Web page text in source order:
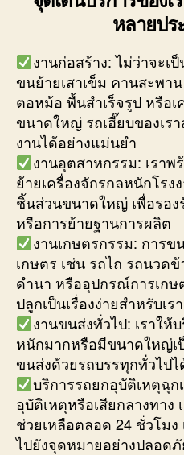
หลายปร
งานก่อสร้าง: ไม่ว่าจะเ
ขนย้ายเสาเข็ม คานสะพา
ตอหม้อ พื้นสำเร็จรูป หรือ
ขนาดใหญ่ รถเฮี๊ยบของเร
งานได้อย่างแม่นยำ
งานอุตสาหกรรม: เรา
ย้ายเครื่องจักรกลหนักโร
ชิ้นส่วนขนาดใหญ่ เพื่อรอ
หรือการย้ายฐานการผลิต
งานเกษตรกรรม: การข
เกษตร เช่น รถไถ รถนวด
ดำนา หรืออุปกรณ์การเกษ
ปลูกเป็นเรื่องง่ายสำหรับเรา
งานขนส่งทั่วไป: เราใ
หนักมากหรือมีขนาดใหญ่เ
ขนส่งด้วยรถบรรทุกทั่วไปไ
บริการรถยกอุบัติเหตุฉุ
อุบัติเหตุหรือเสียกลางทา
ช่วยเหลือตลอด 24 ชั่วโม
ไปยังจุดหมายอย่างปลอดภั